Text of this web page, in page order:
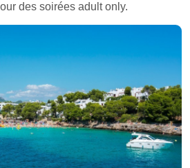
des soirées adult only.